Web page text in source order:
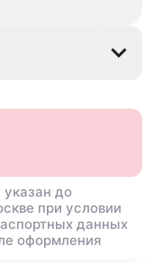
42.5
указан до
при условии
данных
оформления